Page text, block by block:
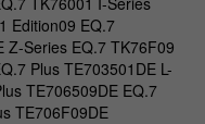
Edition09 EQ.7
Z-Series EQ.7 TK76F09
Plus TE703501DE L-
TE706509DE EQ.7
TE706F09DE